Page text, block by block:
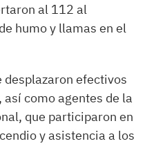
al 112 al
humo y llamas en el
desplazaron efectivos
como agentes de la
que participaron en
y asistencia a los